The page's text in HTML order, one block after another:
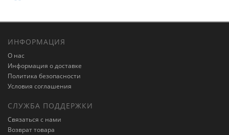
ИНФОРМАЦИЯ
О нас
Информация о доставке
Политика безопасности
Условия соглашения
СЛУЖБА ПОДДЕРЖКИ
Связаться с нами
Возврат товара